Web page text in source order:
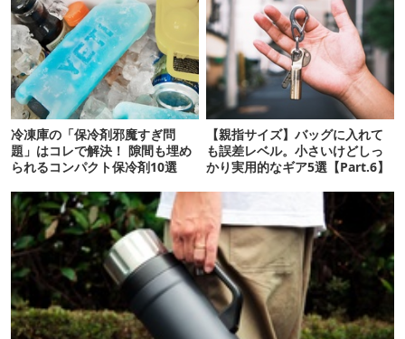
冷凍庫の「保冷剤邪魔すぎ問
題」はコレで解決！ 隙間も埋め
られるコンパクト保冷剤10選
【親指サイズ】バッグに入れて
も誤差レベル。小さいけどしっ
かり実用的なギア5選【Part.6】